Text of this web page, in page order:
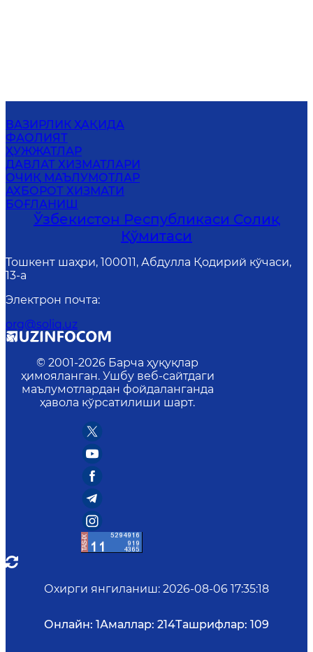
ВАЗИРЛИК ҲАҚИДА
ФАОЛИЯТ
ҲУЖЖАТЛАР
ДАВЛАТ ХИЗМАТЛАРИ
ОЧИҚ МАЪЛУМОТЛАР
АХБОРОТ ХИЗМАТИ
БОҒЛАНИШ
Ўзбекистон Республикаси Солиқ
Қўмитаси
Тошкент шаҳри, 100011, Абдулла Қодирий кўчаси,
13-a
Электрон почта:
org@soliq.uz
© 2001-2026 Барча ҳуқуқлар
ҳимояланган. Ушбу веб-сайтдаги
маълумотлардан фойдаланганда
ҳавола кўрсатилиши шарт.
Охирги янгиланиш: 2026-08-06 17:35:18
Онлайн: 1Амаллар: 214Ташрифлар: 109